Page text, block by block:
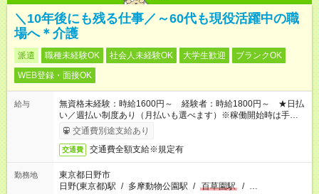
＼10年後にも残る仕事／～60代も現役活躍中の職
場へ＊介護
派遣 職種未経験OK 社会人未経験OK 大学生歓迎
ブランクOK
WEB登録・面接OK
給与
無資格未経験：時給1600円～ 経験者：時給1800円～ ★日払
い／週払い制度あり（月払いも選べます）※稼働開始時は手続き
完了次第のお支払いとなります。
交通費別途支給あり
交通費 交通費全額支給※規定有
勤務地
東京都日野市
日野(東京都)駅 / 多摩動物公園駅 / 百草園駅 / …